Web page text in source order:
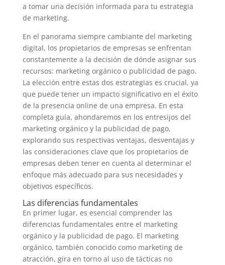
a tomar una decisión informada para tu estrategia
de marketing.
En el panorama siempre cambiante del marketing
digital, los propietarios de empresas se enfrentan
constantemente a la decisión de dónde asignar sus
recursos: marketing orgánico o publicidad de pago.
La elección entre estas dos estrategias es crucial, ya
que puede tener un impacto significativo en el éxito
de la presencia online de una empresa. En esta
completa guía, ahondaremos en los entresijos del
marketing orgánico y la publicidad de pago,
explorando sus respectivas ventajas, desventajas y
las consideraciones clave que los propietarios de
empresas deben tener en cuenta al determinar el
enfoque más adecuado para sus necesidades y
objetivos específicos.
Las diferencias fundamentales
En primer lugar, es esencial comprender las
diferencias fundamentales entre el marketing
orgánico y la publicidad de pago. El marketing
orgánico, también conocido como marketing de
atracción, gira en torno al uso de tácticas no